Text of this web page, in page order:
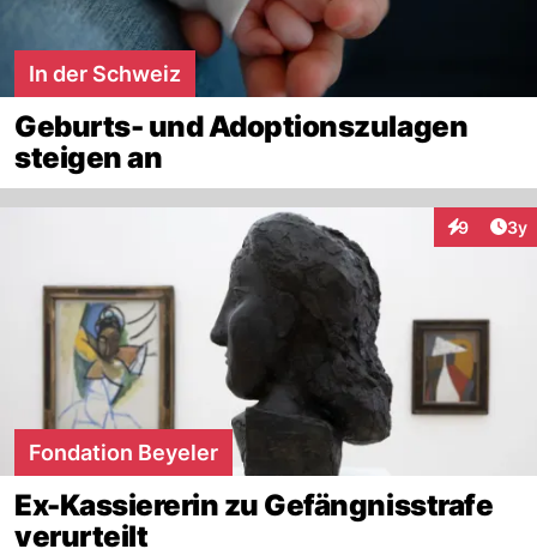
In der Schweiz
Geburts- und Adoptionszulagen
steigen an
9 3y
Fondation Beyeler
Ex-Kassiererin zu Gefängnisstrafe
verurteilt